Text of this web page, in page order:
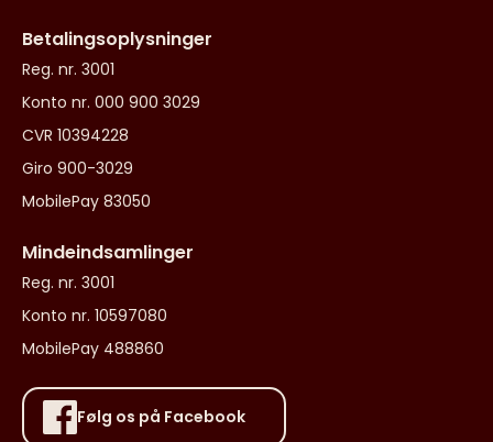
Betalingsoplysninger
Reg. nr. 3001
Konto nr. 000 900 3029
CVR 10394228
Giro 900-3029
MobilePay 83050
Mindeindsamlinger
Reg. nr. 3001
Konto nr. 10597080
MobilePay 488860
Følg os på Facebook